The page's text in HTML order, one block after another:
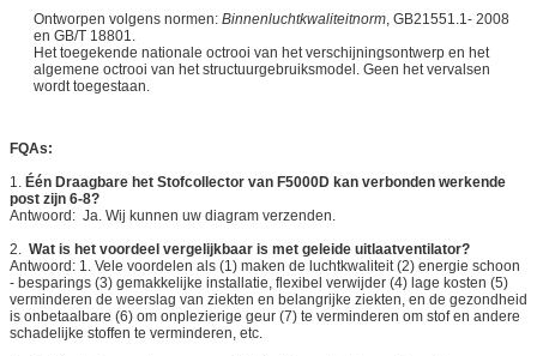
Ontworpen volgens normen: Binnenluchtkwaliteitnorm, GB21551.1- 2008
en GB/T 18801.
Het toegekende nationale octrooi van het verschijningsontwerp en het
algemene octrooi van het structuurgebruiksmodel. Geen het vervalsen
wordt toegestaan.
FQAs:
1. Één Draagbare het Stofcollector van F5000D kan verbonden werkende
post zijn 6-8?
Antwoord: Ja. Wij kunnen uw diagram verzenden.
2. Wat is het voordeel vergelijkbaar is met geleide uitlaatventilator?
Antwoord: 1. Vele voordelen als (1) maken de luchtkwaliteit (2) energie schoon
- besparings (3) gemakkelijke installatie, flexibel verwijder (4) lage kosten (5)
verminderen de weerslag van ziekten en belangrijke ziekten, en de gezondheid
is onbetaalbare (6) om onplezierige geur (7) te verminderen om stof en andere
schadelijke stoffen te verminderen, etc.